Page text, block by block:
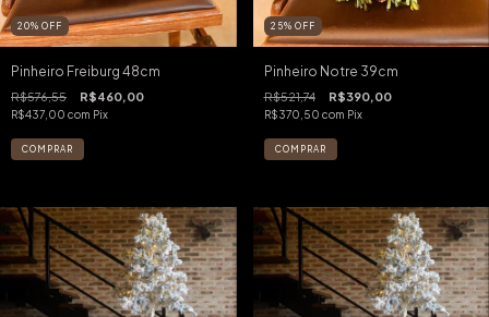
20% OFF
Pinheiro Freiburg 48cm
R$576,55 R$460,00
R$437,00 com Pix
25% OFF
Pinheiro Notre 39cm
R$521,74 R$390,00
R$370,50 com Pix